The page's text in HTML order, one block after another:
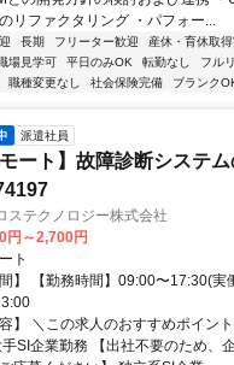
リファクタリング ・パフォー...
長期 フリーター歓迎 産休・育休取
場見学可 平日のみOK 転勤なし フル
職種変更なし 社会保険完備 ブランク
派遣社員
モート】故障診断システ
ステクノロジー株式会社
円～2,700円
ト
間】 【勤務時間】09:00〜17:30(実
容】 ＼この求人のおすすめポイ
SI企業勤務 【出社不要のため、